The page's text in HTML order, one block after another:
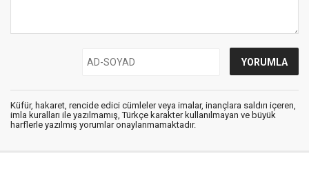
Küfür, hakaret, rencide edici cümleler veya imalar, inançlara saldırı içeren,
imla kuralları ile yazılmamış, Türkçe karakter kullanılmayan ve büyük
harflerle yazılmış yorumlar onaylanmamaktadır.